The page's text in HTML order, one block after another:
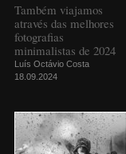
Também viajamos
através das melhores
fotografias
minimalistas de 2024
Luís Octávio Costa
18.09.2024